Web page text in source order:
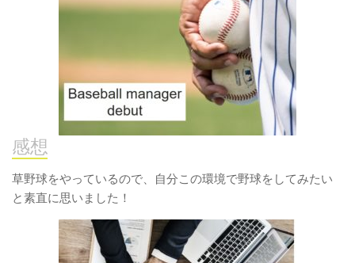
感想
草野球をやっているので、自分この環境で野球をしてみたい
と素直に思いました！